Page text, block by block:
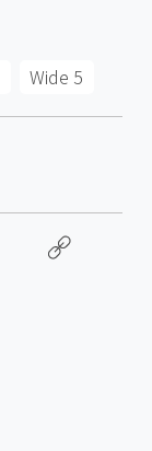
Wide 5